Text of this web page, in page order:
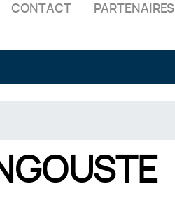
CONTACT PARTENAIRES